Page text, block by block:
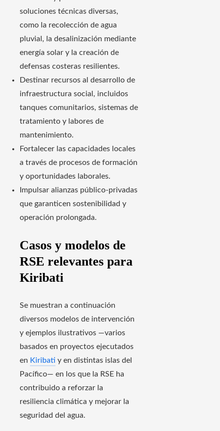
soluciones técnicas diversas,
como la recolección de agua
pluvial, la desalinización mediante
energía solar y la creación de
defensas costeras resilientes.
Destinar recursos al desarrollo de
infraestructura social, incluidos
tanques comunitarios, sistemas de
tratamiento y labores de
mantenimiento.
Fortalecer las capacidades locales
a través de procesos de formación
y oportunidades laborales.
Impulsar alianzas público‑privadas
que garanticen sostenibilidad y
operación prolongada.
Casos y modelos de
RSE relevantes para
Kiribati
Se muestran a continuación
diversos modelos de intervención
y ejemplos ilustrativos —varios
basados en proyectos ejecutados
en Kiribati y en distintas islas del
Pacífico— en los que la RSE ha
contribuido a reforzar la
resiliencia climática y mejorar la
seguridad del agua.